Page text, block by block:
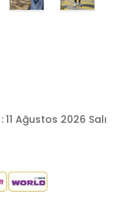
:11 Ağustos 2026 Salı